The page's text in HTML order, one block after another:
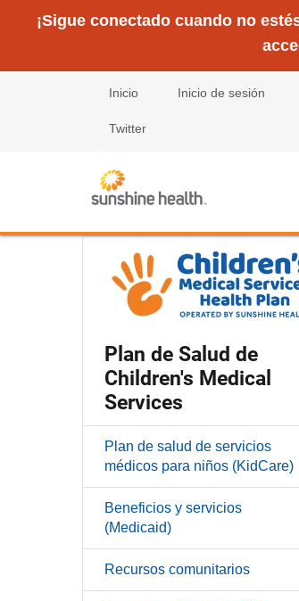
¡Sigue conectado cuando no
Inicio Inicio de sesión
Twitter
Plan de Salud de
Children's Medical
Services
Plan de salud de servicios
médicos para niños (KidCare)
Beneficios y servicios
(Medicaid)
Recursos comunitarios